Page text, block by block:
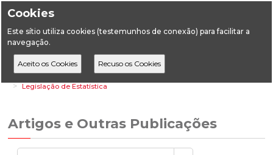
Cookies
Este sítio utiliza cookies (testemunhos de conexão) para facilitar a
navegação.
HomeEstatística Geologia
Artigos e Outras Publicações
Legislação de Estatística
Artigos e Outras Publicações